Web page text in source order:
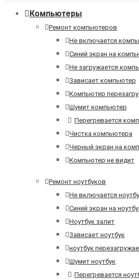
Компьютеры
Ремонт компьютеров
Не включается
Синий экран на
Не загружается
Зависает компьютер
Компьютер
Шумит компьютер
Перегревается
Чистка компьютера
Черный экран на
Компьютер не видит
Ремонт ноутбуков
Не включается
Синий экран на
Ноутбук залит
Зависает ноутбук
ноутбук
Шумит ноутбук
Перегревается